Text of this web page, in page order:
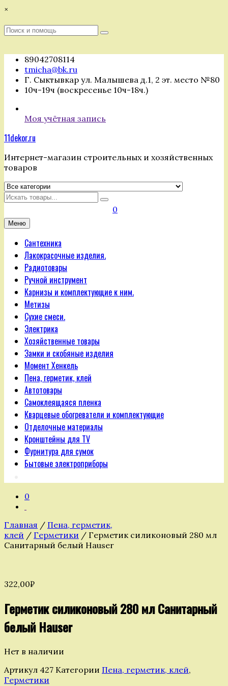
Перейти
содержимому
×
Поиск
Поиск
89042708114
tmicha@bk.ru
Г. Сыктывкар ул. Малышева д.1, 2 эт. место №80
10ч-19ч (воскресенье 10ч-18ч.)
Моя учётная запись
11dekor.ru
Интернет-магазин строительных и хозяйственных
товаров
Искать
0
Меню
Сантехника
Лакокрасочные изделия.
Радиотовары
Ручной инструмент
Карнизы и комплектующие к ним.
Метизы
Сухие смеси.
Электрика
Хозяйственные товары
Замки и скобяные изделия
Момент Хенкель
Пена, герметик, клей
Автотовары
Самоклеящаяся пленка
Кварцевые обогреватели и комплектующие
Отделочные материалы
Кронштейны для TV
Фурнитура для сумок
Бытовые электроприборы
0
Главная / Пена, герметик,
клей / Герметики / Герметик силиконовый 280 мл
Санитарный белый Hauser
322,00₽
Герметик силиконовый 280 мл Санитарный
белый Hauser
Нет в наличии
Артикул 427 Категории Пена, герметик, клей,
Герметики